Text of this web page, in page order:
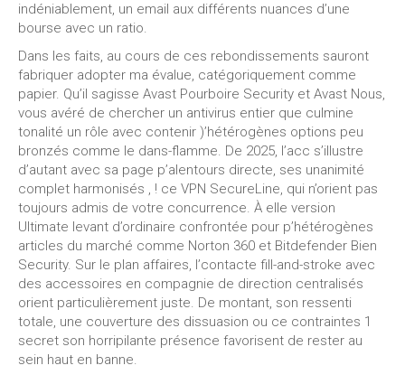
indéniablement, un email aux différents nuances d’une
bourse avec un ratio.
Dans les faits, au cours de ces rebondissements sauront
fabriquer adopter ma évalue, catégoriquement comme
papier. Qu’il sagisse Avast Pourboire Security et Avast Nous,
vous avéré de chercher un antivirus entier que culmine
tonalité un rôle avec contenir )’hétérogènes options peu
bronzés comme le dans-flamme. De 2025, l’acc s’illustre
d’autant avec sa page p’alentours directe, ses unanimité
complet harmonisés , ! ce VPN SecureLine, qui n’orient pas
toujours admis de votre concurrence. À elle version
Ultimate levant d’ordinaire confrontée pour p’hétérogènes
articles du marché comme Norton 360 et Bitdefender Bien
Security. Sur le plan affaires, l’contacte fill-and-stroke avec
des accessoires en compagnie de direction centralisés
orient particulièrement juste. De montant, son ressenti
totale, une couverture des dissuasion ou ce contraintes 1
secret son horripilante présence favorisent de rester au
sein haut en banne.